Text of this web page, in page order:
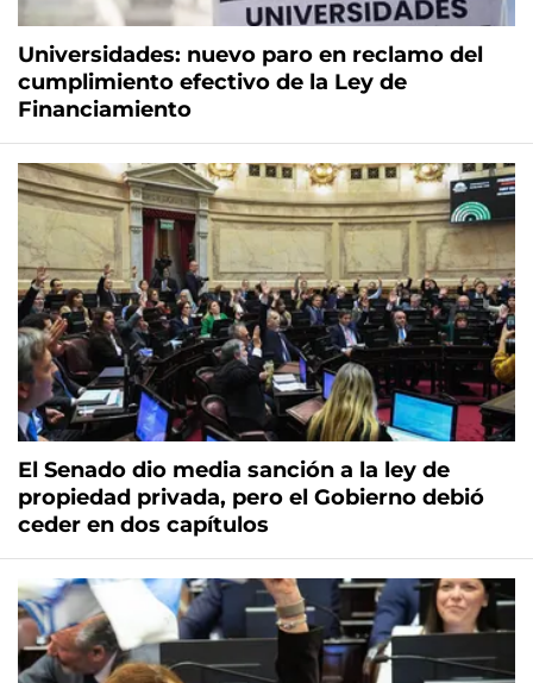
Universidades: nuevo paro en reclamo del
cumplimiento efectivo de la Ley de
Financiamiento
El Senado dio media sanción a la ley de
propiedad privada, pero el Gobierno debió
ceder en dos capítulos